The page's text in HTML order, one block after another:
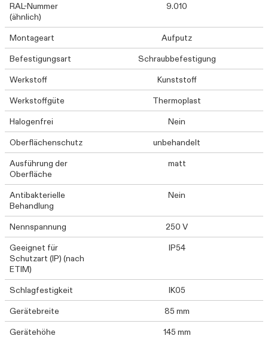
RAL-Nummer
(ähnlich)
9.010
Montageart
Aufputz
Befestigungsart
Schraubbefestigung
Werkstoff
Kunststoff
Werkstoffgüte
Thermoplast
Halogenfrei
Nein
Oberflächenschutz
unbehandelt
Ausführung der
Oberfläche
matt
Antibakterielle
Behandlung
Nein
Nennspannung
250 V
Geeignet für
Schutzart (IP) (nach
ETIM)
IP54
Schlagfestigkeit
IK05
Gerätebreite
85 mm
Gerätehöhe
145 mm